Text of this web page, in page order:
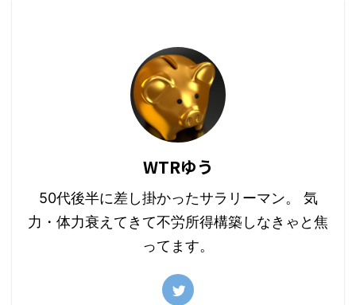
WTRゆう
50代後半に差し掛かったサラリーマン。 気
力・体力衰えてきて不労所得構築しなきゃと焦
ってます。